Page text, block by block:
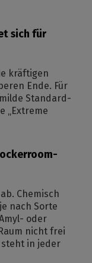
sich für
kräftigen
Ende. Für
Standard-
„Extreme
Chemisch
nach Sorte
oder
nicht frei
steht in jeder